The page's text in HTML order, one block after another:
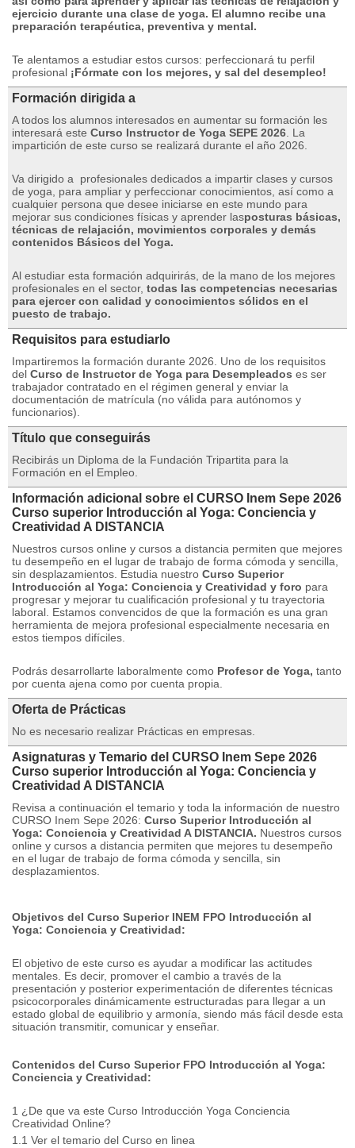
ejercicio durante una clase de yoga. El alumno recibe una
preparación terapéutica, preventiva y mental.
Te alentamos a estudiar estos cursos: perfeccionará tu perfil
profesional ¡Fórmate con los mejores, y sal del desempleo!
Formación dirigida a
A todos los alumnos interesados ​​​​en aumentar su formación les
interesará este Curso Instructor de Yoga SEPE 2026 La
impartición de este curso se realizará durante el año 2026.
Va dirigido a
profesionales dedicados a impartir clases y cursos
de yoga, para ampliar y perfeccionar conocimientos, así como a
cualquier persona que desee iniciarse en este mundo para
mejorar sus condiciones físicas y aprender lasposturas básicas,
técnicas de relajación, movimientos corporales y demás
contenidos Básicos del Yoga.
Al estudiar esta formación adquirirás, de la mano de los mejores
profesionales en el sector, todas las competencias necesarias
para ejercer con calidad y conocimientos sólidos en el
puesto de trabajo.
Requisitos para estudiarlo
Impartiremos la formación durante 2026. Uno de los requisitos
del Curso de Instructor de Yoga para Desempleados es ser
trabajador contratado en el régimen general y enviar la
documentación de matrícula (no válida para autónomos y
funcionarios).
Título que conseguirás
Recibirás un Diploma de la Fundación Tripartita para la
Formación en el Empleo.
Información adicional sobre el CURSO Inem Sepe 2026
Curso superior Introducción al Yoga: Conciencia y
Creatividad A DISTANCIA
Nuestros cursos online y cursos a distancia permiten que mejores
tu desempeño en el lugar de trabajo de forma cómoda y sencilla,
sin desplazamientos. Estudia nuestro Curso Superior
Introducción al Yoga: Conciencia y Creatividad y foro para
progresar y mejorar tu cualificación profesional y tu trayectoria
laboral. Estamos convencidos de que la formación es una gran
herramienta de mejora profesional especialmente necesaria en
estos tiempos difíciles.
Podrás desarrollarte laboralmente como Profesor de Yoga, tanto
por cuenta ajena como por cuenta propia.
Oferta de Prácticas
No es necesario realizar Prácticas en empresas.
Asignaturas y Temario del CURSO Inem Sepe 2026
Curso superior Introducción al Yoga: Conciencia y
Creatividad A DISTANCIA
Revisa a continuación el temario y toda la información de nuestro
CURSO Inem Sepe 2026: Curso Superior Introducción al
Yoga: Conciencia y Creatividad A DISTANCIA. Nuestros cursos
online y cursos a distancia permiten que mejores tu desempeño
en el lugar de trabajo de forma cómoda y sencilla, sin
desplazamientos.
Objetivos del Curso Superior INEM FPO Introducción al
Yoga: Conciencia y Creatividad:
El objetivo de este curso es ayudar a modificar las actitudes
mentales. Es decir, promover el cambio a través de la
presentación y posterior experimentación de diferentes técnicas
psicocorporales dinámicamente estructuradas para llegar a un
estado global de equilibrio y armonía, siendo más fácil desde esta
situación transmitir, comunicar y enseñar.
Contenidos del Curso Superior FPO Introducción al Yoga:
Conciencia y Creatividad:
1 ¿De que va este Curso Introducción Yoga Conciencia
Creatividad Online?
1.1 Ver el temario del Curso en linea